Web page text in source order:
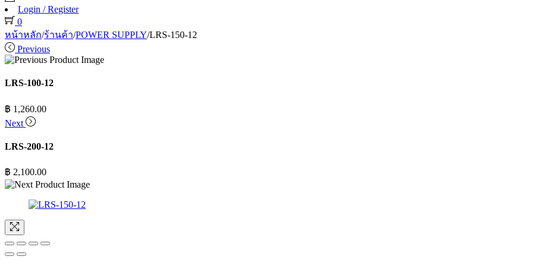
Login / Register
0
หน้าหลัก/ร้านค้า/POWER SUPPLY/LRS-150-12
Previous
LRS-100-12
฿ 1,260.00
Next
LRS-200-12
฿ 2,100.00